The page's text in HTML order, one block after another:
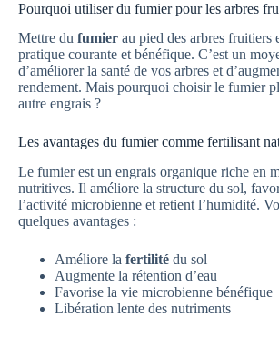
Pourquoi utiliser du fumier pour les arbres
Mettre du fumier au pied des arbres fruitiers
pratique courante et bénéfique. C’est un
d’améliorer la santé de vos arbres et
rendement. Mais pourquoi choisir le fumier
autre engrais ?
Les avantages du fumier comme fertilisant
Le fumier est un engrais organique riche en
nutritives. Il améliore la structure du sol,
l’activité microbienne et retient l’humidité.
quelques avantages :
Améliore la fertilité du sol
Augmente la rétention d’eau
Favorise la vie microbienne bénéfique
Libération lente des nutriments